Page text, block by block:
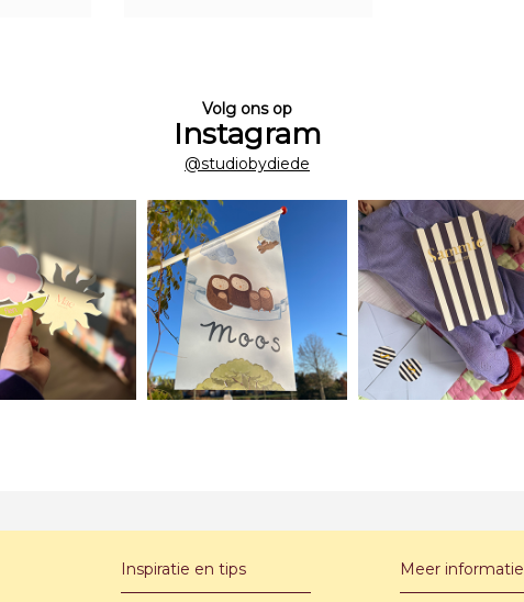
Volg ons op
Instagram
@studiobydiede
Inspiratie en tips Meer informatie